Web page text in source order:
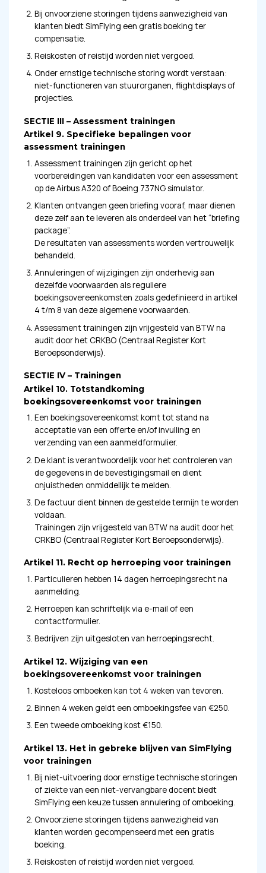
Bij onvoorziene storingen tijdens aanwezigheid van
klanten biedt SimFlying een gratis boeking ter
compensatie.
Reiskosten of reistijd worden niet vergoed.
Onder ernstige technische storing wordt verstaan:
niet-functioneren van stuurorganen, flightdisplays of
projecties.
SECTIE III – Assessment trainingen
Artikel 9. Specifieke bepalingen voor
assessment trainingen
Assessment trainingen zijn gericht op het
voorbereidingen van kandidaten voor een assessment
op de Airbus A320 of Boeing 737NG simulator.
Klanten ontvangen geen briefing vooraf, maar dienen
deze zelf aan te leveren als onderdeel van het “briefing
package”.
De resultaten van assessments worden vertrouwelijk
behandeld.
Annuleringen of wijzigingen zijn onderhevig aan
dezelfde voorwaarden als reguliere
boekingsovereenkomsten zoals gedefinieerd in artikel
4 t/m 8 van deze algemene voorwaarden.
Assessment trainingen zijn vrijgesteld van BTW na
audit door het CRKBO (Centraal Register Kort
Beroepsonderwijs).
SECTIE IV – Trainingen
Artikel 10. Totstandkoming
boekingsovereenkomst voor trainingen
Een boekingsovereenkomst komt tot stand na
acceptatie van een offerte en/of invulling en
verzending van een aanmeldformulier.
De klant is verantwoordelijk voor het controleren van
de gegevens in de bevestigingsmail en dient
onjuistheden onmiddellijk te melden.
De factuur dient binnen de gestelde termijn te worden
voldaan.
Trainingen zijn vrijgesteld van BTW na audit door het
CRKBO (Centraal Register Kort Beroepsonderwijs).
Artikel 11. Recht op herroeping voor trainingen
Particulieren hebben 14 dagen herroepingsrecht na
aanmelding.
Herroepen kan schriftelijk via e-mail of een
contactformulier.
Bedrijven zijn uitgesloten van herroepingsrecht.
Artikel 12. Wijziging van een
boekingsovereenkomst voor trainingen
Kosteloos omboeken kan tot 4 weken van tevoren.
Binnen 4 weken geldt een omboekingsfee van €250.
Een tweede omboeking kost €150.
Artikel 13. Het in gebreke blijven van SimFlying
voor trainingen
Bij niet-uitvoering door ernstige technische storingen
of ziekte van een niet-vervangbare docent biedt
SimFlying een keuze tussen annulering of omboeking.
Onvoorziene storingen tijdens aanwezigheid van
klanten worden gecompenseerd met een gratis
boeking.
Reiskosten of reistijd worden niet vergoed.